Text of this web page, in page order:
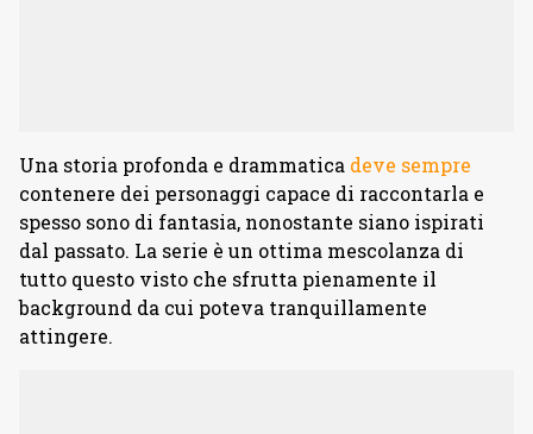
Una storia profonda e drammatica deve sempre
contenere dei personaggi capace di raccontarla e
spesso sono di fantasia, nonostante siano ispirati
dal passato. La serie è un ottima mescolanza di
tutto questo visto che sfrutta pienamente il
background da cui poteva tranquillamente
attingere.